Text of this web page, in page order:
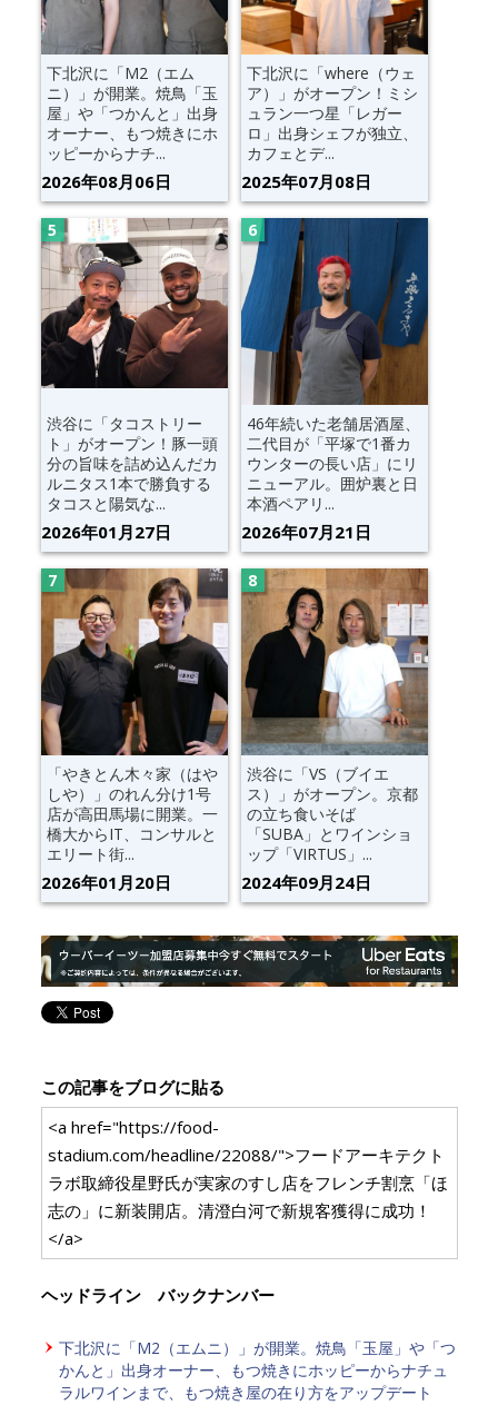
下北沢に「M2（エム
ニ）」が開業。焼鳥「玉
屋」や「つかんと」出身
オーナー、もつ焼きにホ
ッピーからナチ...
2026年08月06日
下北沢に「where（ウェ
ア）」がオープン！ミシ
ュラン一つ星「レガー
ロ」出身シェフが独立、
カフェとデ...
2025年07月08日
渋谷に「タコストリー
ト」がオープン！豚一頭
分の旨味を詰め込んだカ
ルニタス1本で勝負する
タコスと陽気な...
2026年01月27日
46年続いた老舗居酒屋、
二代目が「平塚で1番カ
ウンターの長い店」にリ
ニューアル。囲炉裏と日
本酒ペアリ...
2026年07月21日
「やきとん木々家（はや
しや）」のれん分け1号
店が高田馬場に開業。一
橋大からIT、コンサルと
エリート街...
2026年01月20日
渋谷に「VS（ブイエ
ス）」がオープン。京都
の立ち食いそば
「SUBA」とワインショ
ップ「VIRTUS」...
2024年09月24日
この記事をブログに貼る
<a href="https://food-
stadium.com/headline/22088/">フードアーキテクト
ラボ取締役星野氏が実家のすし店をフレンチ割烹「ほ
志の」に新装開店。清澄白河で新規客獲得に成功！
</a>
ヘッドライン バックナンバー
下北沢に「M2（エムニ）」が開業。焼鳥「玉屋」や「つ
かんと」出身オーナー、もつ焼きにホッピーからナチュ
ラルワインまで、もつ焼き屋の在り方をアップデート